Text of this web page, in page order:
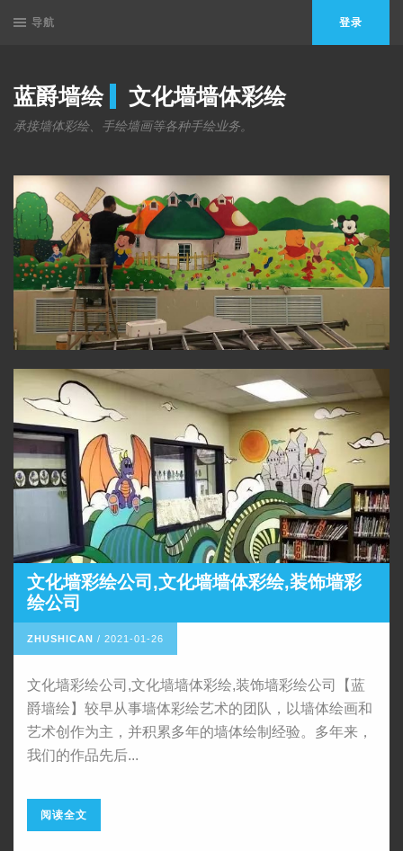
导航 登录
蓝爵墙绘 文化墙墙体彩绘
承接墙体彩绘、手绘墙画等各种手绘业务。
文化墙彩绘公司,文化墙墙体彩绘,装饰墙彩
绘公司
ZHUSHICAN / 2021-01-26
文化墙彩绘公司,文化墙墙体彩绘,装饰墙彩绘公司【蓝
爵墙绘】较早从事墙体彩绘艺术的团队，以墙体绘画和
艺术创作为主，并积累多年的墙体绘制经验。多年来，
我们的作品先后...
阅读全文